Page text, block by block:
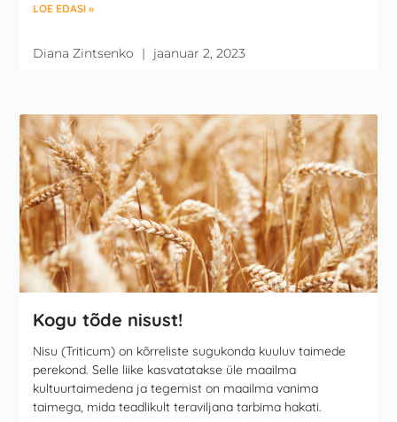
LOE EDASI »
Diana Zintsenko jaanuar 2, 2023
Kogu tõde nisust!
Nisu (Triticum) on kõrreliste sugukonda kuuluv taimede
perekond. Selle liike kasvatatakse üle maailma
kultuurtaimedena ja tegemist on maailma vanima
taimega, mida teadlikult teraviljana tarbima hakati.